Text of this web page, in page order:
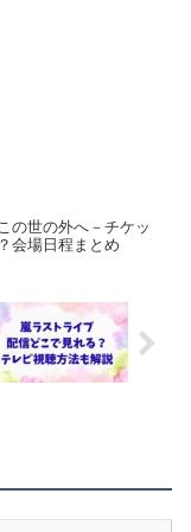
の世の外へ－チケッ
会場日程まとめ